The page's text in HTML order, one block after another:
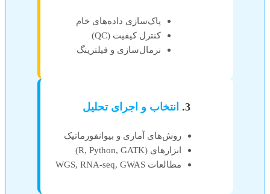
پاک‌سازی داده‌های خام
کنترل کیفیت (QC)
نرمال‌سازی و فیلترینگ
3. انتخاب و اجرای تحلیل
روش‌های آماری و بیوانفورماتیک
ابزارهای (R, Python, GATK)
مطالعات WGS, RNA-seq, GWAS